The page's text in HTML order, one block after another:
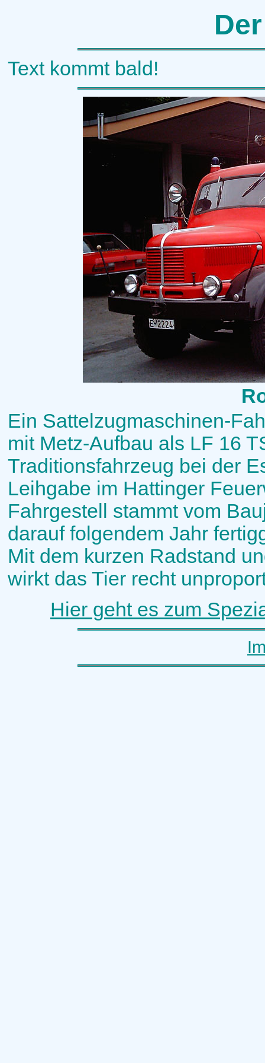
Text kommt bald!
Ein Sattelzugmaschinen-
mit Metz-Aufbau als LF 16
Traditionsfahrzeug bei der
Leihgabe im Hattinger
Fahrgestell stammt vom
darauf folgendem Jahr
Mit dem kurzen Radstand
wirkt das Tier recht
Hier geht es zum